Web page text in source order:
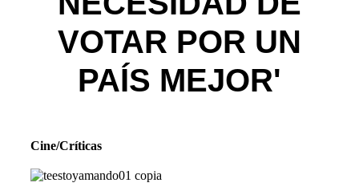
VOTAR POR UN
PAÍS MEJOR'
Cine/Críticas